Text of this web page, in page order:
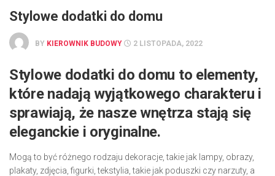
Stylowe dodatki do domu
BY KIEROWNIK BUDOWY 2 LISTOPADA, 2022
Stylowe dodatki do domu to elementy,
które nadają wyjątkowego charakteru i
sprawiają, że nasze wnętrza stają się
eleganckie i oryginalne.
Mogą to być różnego rodzaju dekoracje, takie jak lampy, obrazy,
plakaty, zdjęcia, figurki, tekstylia, takie jak poduszki czy narzuty, a